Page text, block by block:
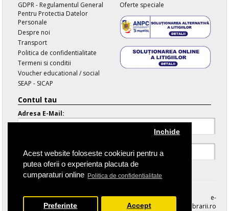
Acest website foloseste cookieuri pentru a
putea oferii o experienta placuta de
cumparaturi online Politica de confidentialitate
Inchide
Preferinte Accept
GDPR - Regulamentul General
Pentru Protectia Datelor
Personale
Despre noi
Transport
Politica de confidentialitate
Termeni si conditii
Voucher educational / social
SEAP - SICAP
Oferte speciale
Contul tau
Adresa E-Mail:
Parola Uitata
e-
librarii.ro